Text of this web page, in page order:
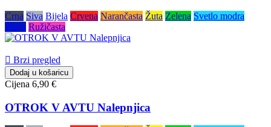
Crna Siva Bijela Crvena Narančasta Žuta Zelena Svetlo modra
Plava Ružičasta
 Brzi pregled
Dodaj u košaricu
Cijena 6,90 €
OTROK V AVTU Nalepnjica